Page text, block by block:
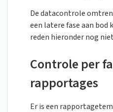
De datacontrole
een latere fase aan bod
reden hieronder nog
Controle per
rapportages
Er is een